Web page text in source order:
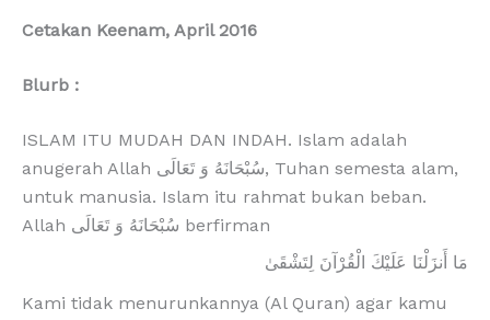
Cetakan Keenam, April 2016
Blurb :
ISLAM ITU MUDAH DAN INDAH. Islam adalah
anugerah Allah سُبْحَانَهُ وَ تَعَالَى, Tuhan semesta alam,
untuk manusia. Islam itu rahmat bukan beban.
Allah سُبْحَانَهُ وَ تَعَالَى berfirman
مَا أَنزَلْنَا عَلَيْكَ الْقُرْآنَ لِتَشْقَىٰ
Kami tidak menurunkannya (Al Quran) agar kamu